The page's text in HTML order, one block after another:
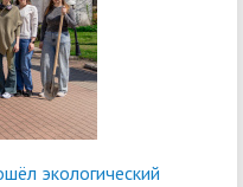
экологический